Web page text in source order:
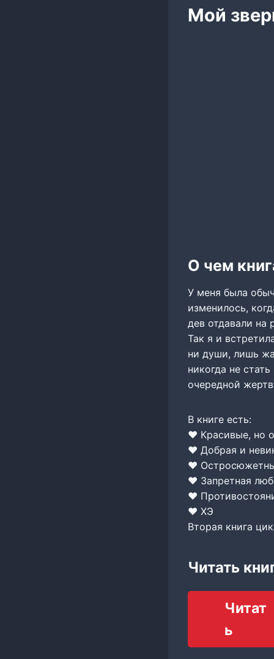
Мой
О чем
У меня была
изменилось,
дев отдавали на
Так я и
ни души, лишь
никогда не
очередной
В книге есть:
❤️ Красивые, но
❤️ Добрая и
❤️
❤️ Запретная
❤️
❤️ ХЭ
Вторая книга
Читать
Читат
ь